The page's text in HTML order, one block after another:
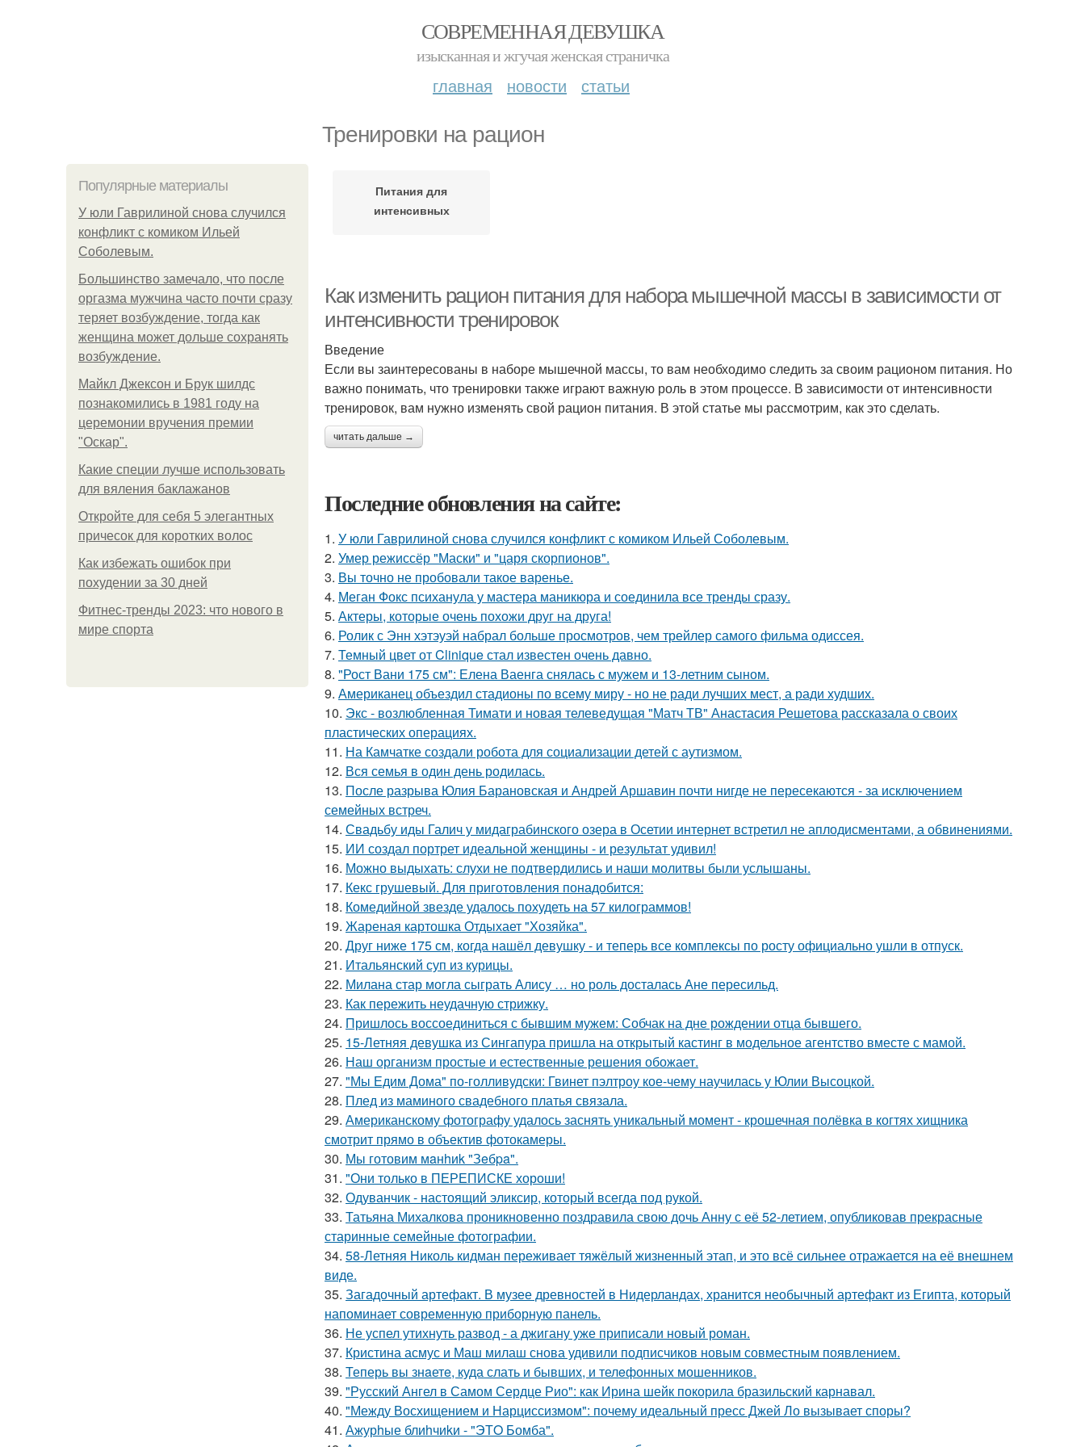
СОВРЕМЕННАЯ ДЕВУШКА
изысканная и жгучая женская страничка
главная новости статьи
Тренировки на рацион
Популярные материалы
У юли Гаврилиной снова случился
конфликт с комиком Ильей
Соболевым.
Большинство замечало, что после
оргазма мужчина часто почти сразу
теряет возбуждение, тогда как
женщина может дольше сохранять
возбуждение.
Майкл Джексон и Брук шилдс
познакомились в 1981 году на
церемонии вручения премии
"Оскар".
Какие специи лучше использовать
для вяления баклажанов
Откройте для себя 5 элегантных
причесок для коротких волос
Как избежать ошибок при
похудении за 30 дней
Фитнес-тренды 2023: что нового в
мире спорта
Питания для
интенсивных
Как изменить рацион питания для набора мышечной массы в зависимости от
интенсивности тренировок
Введение
Если вы заинтересованы в наборе мышечной массы, то вам необходимо следить за своим рационом питания. Но
важно понимать, что тренировки также играют важную роль в этом процессе. В зависимости от интенсивности
тренировок, вам нужно изменять свой рацион питания. В этой статье мы рассмотрим, как это сделать.
читать дальше →
Последние обновления на сайте:
1. У юли Гаврилиной снова случился конфликт с комиком Ильей Соболевым.
2. Умер режиссёр "Маски" и "царя скорпионов".
3. Вы точно не пробовали такое варенье.
4. Меган Фокс психанула у мастера маникюра и соединила все тренды сразу.
5. Актеры, которые очень похожи друг на друга!
6. Ролик с Энн хэтэуэй набрал больше просмотров, чем трейлер самого фильма одиссея.
7. Темный цвет от Clinique стал известен очень давно.
8. "Рост Вани 175 см": Елена Ваенга снялась с мужем и 13-летним сыном.
9. Американец объездил стадионы по всему миру - но не ради лучших мест, а ради худших.
10. Экс - возлюбленная Тимати и новая телеведущая "Матч ТВ" Анастасия Решетова рассказала о своих
пластических операциях.
11. На Камчатке создали робота для социализации детей с аутизмом.
12. Вся семья в один день родилась.
13. После разрыва Юлия Барановская и Андрей Аршавин почти нигде не пересекаются - за исключением
семейных встреч.
14. Свадьбу иды Галич у мидаграбинского озера в Осетии интернет встретил не аплодисментами, а обвинениями.
15. ИИ создал портрет идеальной женщины - и результат удивил!
16. Можно выдыхать: слухи не подтвердились и наши молитвы были услышаны.
17. Кекс грушевый. Для приготовления понадобится:
18. Комедийной звезде удалось похудеть на 57 килограммов!
19. Жареная картошка Отдыхает "Хозяйка".
20. Друг ниже 175 см, когда нашёл девушку - и теперь все комплексы по росту официально ушли в отпуск.
21. Итальянский суп из курицы.
22. Милана стар могла сыграть Алису … но роль досталась Ане пересильд.
23. Как пережить неудачную стрижку.
24. Пришлось воссоединиться с бывшим мужем: Собчак на дне рождении отца бывшего.
25. 15-Летняя девушка из Сингапура пришла на открытый кастинг в модельное агентство вместе с мамой.
26. Наш организм простые и естественные решения обожает.
27. "Мы Едим Дома" по-голливудски: Гвинет пэлтроу кое-чему научилась у Юлии Высоцкой.
28. Плед из маминого свадебного платья связала.
29. Американскому фотографу удалось заснять уникальный момент - крошечная полёвка в когтях хищника
смотрит прямо в объектив фотокамеры.
30. Мы готовим мaнhиk "Зeбpa".
31. "Они только в ПЕРЕПИСКЕ хороши!
32. Одуванчик - настоящий эликсир, который всегда под рукой.
33. Татьяна Михалкова проникновенно поздравила свою дочь Анну с её 52-летием, опубликовав прекрасные
старинные семейные фотографии.
34. 58-Летняя Николь кидман переживает тяжёлый жизненный этап, и это всё сильнее отражается на её внешнем
виде.
35. Загадочный артефакт. В музее древностей в Нидерландах, хранится необычный артефакт из Египта, который
напоминает современную приборную панель.
36. Не успел утихнуть развод - а джигану уже приписали новый роман.
37. Кристина асмус и Маш милаш снова удивили подписчиков новым совместным появлением.
38. Теперь вы знaетe, куда слать и бывших, и телeфонныx мошенников.
39. "Русский Ангел в Самом Сердце Рио": как Ирина шейк покорила бразильский карнавал.
40. "Между Восхищением и Нарциссизмом": почему идеальный пресс Джей Ло вызывает споры?
41. Ажурhые блиhчиkи - "ЭТO Бомба".